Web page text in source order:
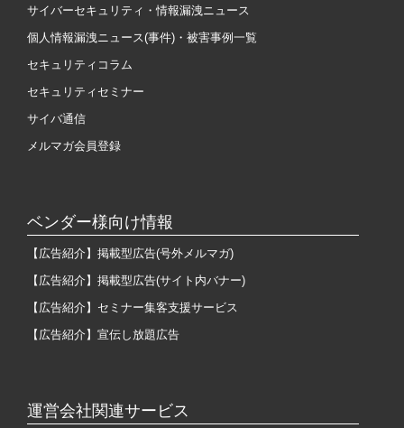
サイバーセキュリティ・情報漏洩ニュース
個人情報漏洩ニュース(事件)・被害事例一覧
セキュリティコラム
セキュリティセミナー
サイバ通信
メルマガ会員登録
ベンダー様向け情報
【広告紹介】掲載型広告(号外メルマガ)
【広告紹介】掲載型広告(サイト内バナー)
【広告紹介】セミナー集客支援サービス
【広告紹介】宣伝し放題広告
運営会社関連サービス